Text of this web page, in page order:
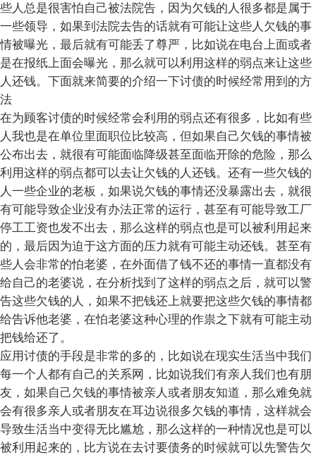
些人总是很害怕自己被法院告，因为欠钱的人很多都是属于
一些领导，如果到法院去告的话就有可能让这些人欠钱的事
情被曝光，最后就有可能丢了尊严，比如说在电台上面或者
是在报纸上面会曝光，那么就可以利用这样的弱点来让这些
人还钱。下面就来简要的介绍一下讨债的时候经常用到的方
法
在为顾客讨债的时候经常会利用的弱点还有很多，比如有些
人我也是在单位里面职位比较高，但如果自己欠钱的事情被
公布出去，就很有可能面临降级甚至面临开除的危险，那么
利用这样的弱点都可以去让欠钱的人还钱。还有一些欠钱的
人一些企业的老板，如果说欠钱的事情还没暴露出去，就很
有可能导致企业没有办法正常的运行，甚至有可能导致工厂
停工工资也发不出去，那么这样的弱点也是可以被利用起来
的，最后因为迫于这方面的压力就有可能主动还钱。甚至有
些人会非常的怕老婆，在外面借了钱不还的事情一直都没有
给自己的老婆说，在分析找到了这样的弱点之后，就可以警
告这些欠钱的人，如果不把钱还上就要把这些欠钱的事情都
给告诉他老婆，在怕老婆这种心理的作祟之下就有可能主动
把钱给还了。
应用讨债的手段是非常的多的，比如说在现实生活当中我们
每一个人都有自己的关系网，比如说我们有亲人我们也有朋
友，如果自己欠钱的事情被亲人或者朋友知道，那么难免就
会有很多亲人或者朋友在耳边说很多欠钱的事情，这样就会
导致生活当中变得无比尴尬，那么这样的一种情况也是可以
被利用起来的，比方说在去讨要债务的时候就可以先警告欠